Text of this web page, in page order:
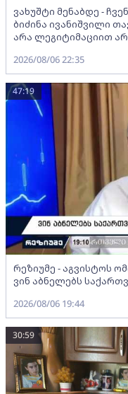
ვახუშტი მენაბდე -
ბიძინა ივანიშვილი
არა ლეგიტიმაციით
2026/08/06 22:35
რეზიუმე - აგვისტოს
ვინ აბნელებს
47:19
2026/08/06 19:44
30:59